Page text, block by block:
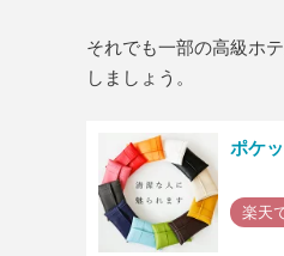
それでも一部の高級ホ
しましょう。
ポケ
楽天